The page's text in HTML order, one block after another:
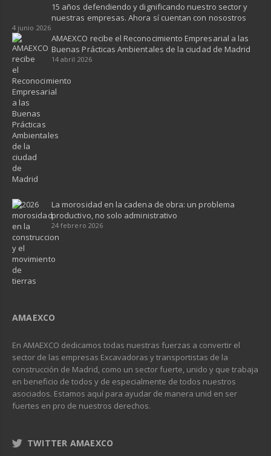
15 años defendiendo y dignificando nuestro sector y
nuestras empresas. Ahora sí cuentan con nosostros
4 junio 2026
AMAEXCO recibe el Reconocimiento Empresarial a las
Buenas Prácticas Ambientales de la ciudad de Madrid
14 abril 2026
La morosidad en la cadena de obra: un problema
productivo, no solo administrativo
24 febrero 2026
AMAEXCO
En AMAEXCO dedicamos todas nuestras fuerzas a convertir el
sector de las empresas Excavadoras y transportistas de la
construcción de Madrid, como un sector fuerte, unido y que trabaja
en beneficio de todos y de especialmente de todos nuestros
asociados. Estamos aquí para ayudar de manera unid en ser
fuertes en pro de nuestros derechos.
TWITTER AMAEXCO